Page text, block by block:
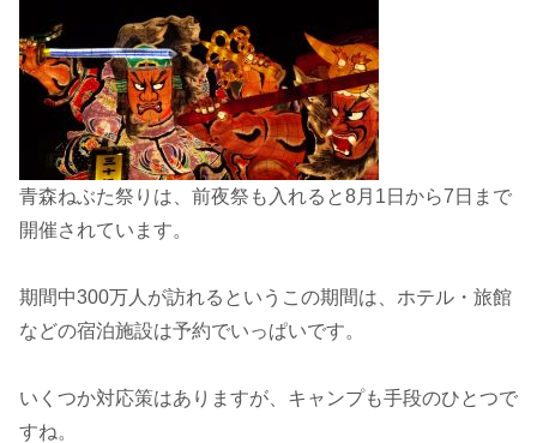
青森ねぶた祭りは、前夜祭も入れると8月1日から7日まで
開催されています。
期間中300万人が訪れるというこの期間は、ホテル・旅館
などの宿泊施設は予約でいっぱいです。
いくつか対応策はありますが、キャンプも手段のひとつで
すね。